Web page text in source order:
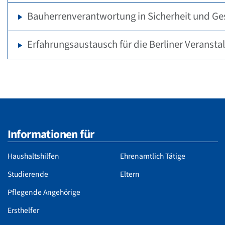
Bauherrenverantwortung in Sicherheit und
Erfahrungsaustausch für die Berliner
Informationen für
Haushaltshilfen
Studierende
Pflegende Angehörige
Ersthelfer
Ehrenamtlich Tätige
Eltern